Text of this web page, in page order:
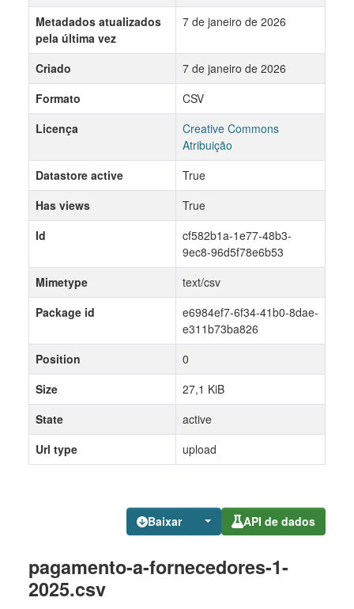
Baixar API de dados
pagamento-a-fornecedores-1-
2025.csv
Metadados atualizados
pela última vez
7 de janeiro de 2026
Criado
7 de janeiro de 2026
Formato
CSV
Licença
Creative Commons
Atribuição
Datastore active
True
Has views
True
Id
cf582b1a-1e77-48b3-
9ec8-96d5f78e6b53
Mimetype
text/csv
Package id
e6984ef7-6f34-41b0-8dae-
e311b73ba826
Position
0
Size
27,1 KiB
State
active
Url type
upload